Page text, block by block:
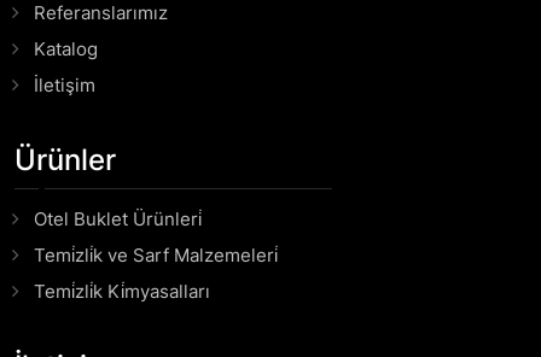
Referanslarımız
Katalog
İletişim
Ürünler
Otel Buklet Ürünleri̇
Temi̇zli̇k ve Sarf Malzemeleri̇
Temi̇zli̇k Ki̇myasalları